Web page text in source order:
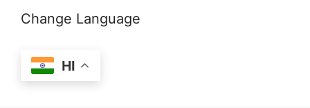
Change Language
HI